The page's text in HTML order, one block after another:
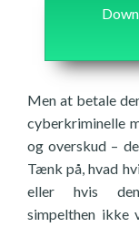
Men at betale
cyberkriminelle
og overskud –
Tænk på, hvad
eller hvis den
simpelthen ikke